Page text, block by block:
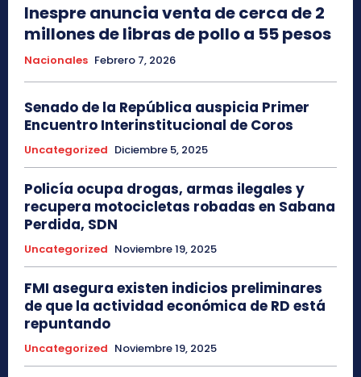
Inespre anuncia venta de cerca de 2
millones de libras de pollo a 55 pesos
Nacionales Febrero 7, 2026
Senado de la República auspicia Primer
Encuentro Interinstitucional de Coros
Uncategorized Diciembre 5, 2025
Policía ocupa drogas, armas ilegales y
recupera motocicletas robadas en Sabana
Perdida, SDN
Uncategorized Noviembre 19, 2025
FMI asegura existen indicios preliminares
de que la actividad económica de RD está
repuntando
Uncategorized Noviembre 19, 2025